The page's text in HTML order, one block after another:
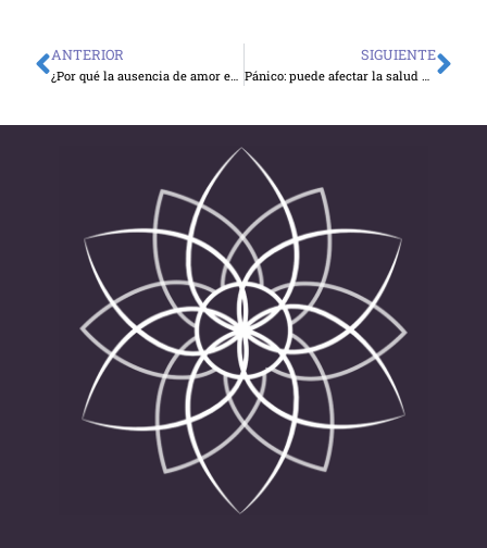
Ant
ANTERIOR
¿Por qué la ausencia de amor enferma a las personas?
SIGUIENTE
Pánico: puede afectar la salud y la calidad de vida